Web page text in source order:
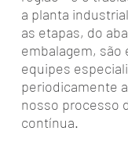
a planta
as etapas, do
embalagem, são
equipes
periodicamente
nosso processo
contínua.